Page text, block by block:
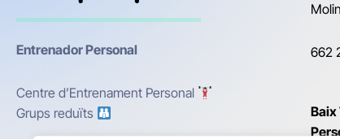
Entrenador Personal
Centre d’Entrenament Personal
Grups reduïts
662
Baix